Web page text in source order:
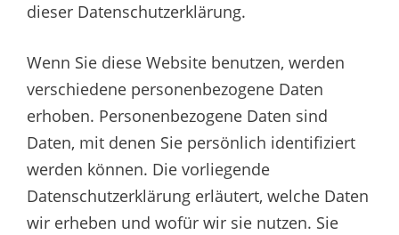
dieser Datenschutzerklärung.
Wenn Sie diese Website benutzen, werden
verschiedene personenbezogene Daten
erhoben. Personenbezogene Daten sind
Daten, mit denen Sie persönlich identifiziert
werden können. Die vorliegende
Datenschutzerklärung erläutert, welche Daten
wir erheben und wofür wir sie nutzen. Sie